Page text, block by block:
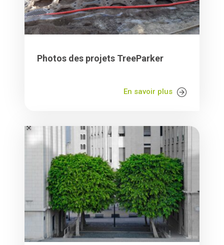
Photos des projets TreeParker
En savoir plus